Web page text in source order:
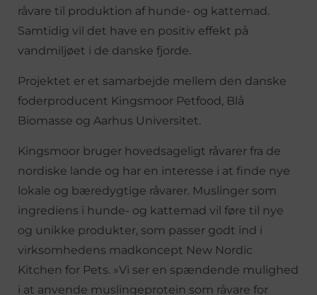
råvare til produktion af hunde- og kattemad.
Samtidig vil det have en positiv effekt på
vandmiljøet i de danske fjorde.
Projektet er et samarbejde mellem den danske
foderproducent Kingsmoor Petfood, Blå
Biomasse og Aarhus Universitet.
Kingsmoor bruger hovedsageligt råvarer fra de
nordiske lande og har en interesse i at finde nye
lokale og bæredygtige råvarer. Muslinger som
ingrediens i hunde- og kattemad vil føre til nye
og unikke produkter, som passer godt ind i
virksomhedens madkoncept New Nordic
Kitchen for Pets. »Vi ser en spændende mulighed
i at anvende muslingeprotein som råvare for